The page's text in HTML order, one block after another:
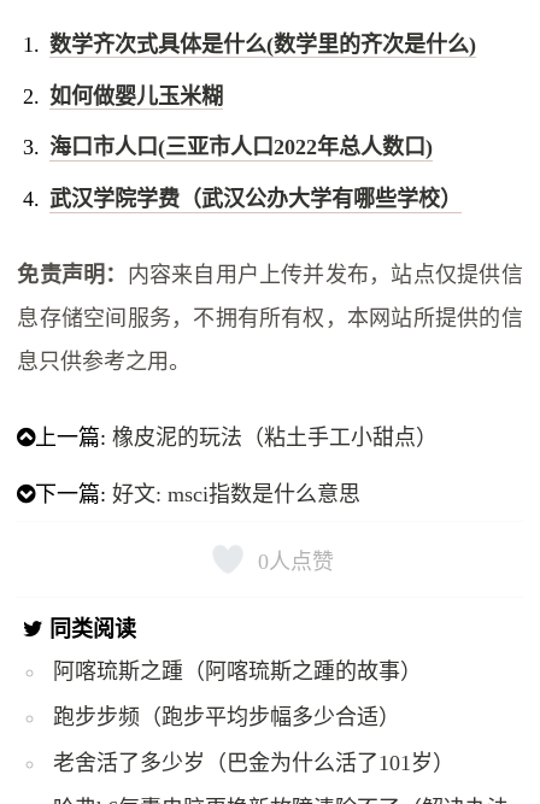
数学齐次式具体是什么(数学里的齐次是什么)
如何做婴儿玉米糊
海口市人口(三亚市人口2022年总人数口)
武汉学院学费（武汉公办大学有哪些学校）
免责声明： 内容来自用户上传并发布，站点仅提供信
息存储空间服务，不拥有所有权，本网站所提供的信
息只供参考之用。
上一篇:橡皮泥的玩法（粘土手工小甜点）
下一篇:好文: msci指数是什么意思
0人点赞
同类阅读
阿喀琉斯之踵（阿喀琉斯之踵的故事）
跑步步频（跑步平均步幅多少合适）
老舍活了多少岁（巴金为什么活了101岁）